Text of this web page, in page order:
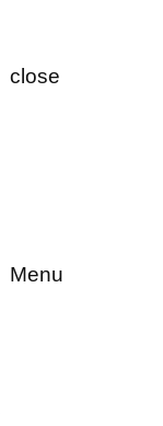
close
Menu